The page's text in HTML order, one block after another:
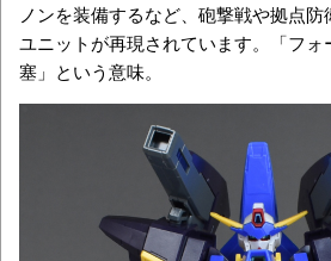
ノンを装備するなど、砲撃戦や拠点
ユニットが再現されています。「フ
塞」という意味。